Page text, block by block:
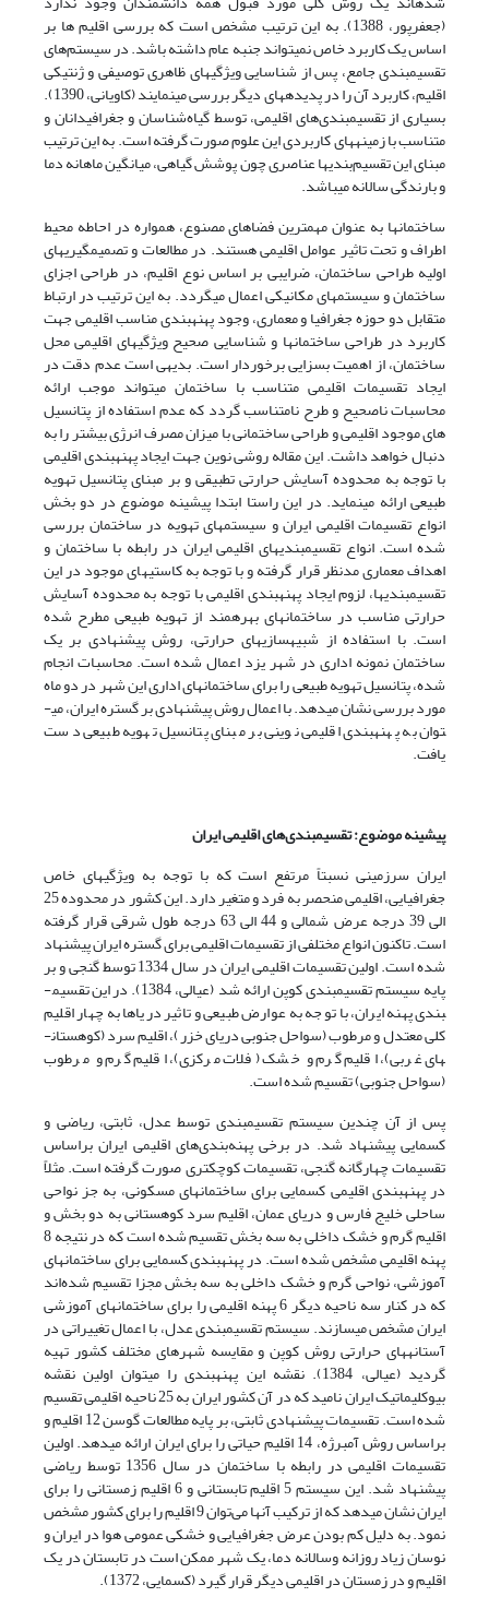
(جعفرپور، 1388). به این ترتیب مشخص است که بررسی اقلیم ها بر
اساس یک کاربرد خاص نمی­تواند جنبه عام داشته باشد. در سیستم‌های
تقسیم­بندی جامع، پس از شناسایی ویژگی­های ظاهری توصیفی و ژنتیکی
اقلیم، کاربرد آن را در پدیده­های دیگر بررسی می­نمایند (کاویانی، 1390).
بسیاری از تقسیم­بندی‌های اقلیمی، توسط گیاه‌شناسان و جغرافیدانان و
متناسب با زمینه­های کاربردی این علوم صورت گرفته است. به این ترتیب
مبنای این تقسیم‌بندی­ها عناصری چون پوشش گیاهی، میانگین ماهانه دما
و بارندگی سالانه می­باشد.
ساختمان­ها به عنوان مهمترین فضاهای مصنوع، همواره در احاطه محیط
اطراف و تحت تاثیر عوامل اقلیمی هستند. در مطالعات و تصمیم­گیری­های
اولیه طراحی ساختمان، ضرایبی بر اساس نوع اقلیم، در طراحی اجزای
ساختمان و سیستم­های مکانیکی اعمال می­گردد. به این ترتیب در ارتباط
متقابل دو حوزه جغرافیا و معماری، وجود پهنه­بندی مناسب اقلیمی جهت
کاربرد در طراحی ساختمان­ها و شناسایی صحیح ویژگی­های اقلیمی محل
ساختمان، از اهمیت بسزایی برخوردار است. بدیهی است عدم دقت در
ایجاد تقسیمات اقلیمی متناسب با ساختمان می­تواند موجب ارائه
محاسبات ناصحیح و طرح نامتناسب گردد که عدم استفاده از پتانسیل
های موجود اقلیمی و طراحی ساختمانی با میزان مصرف انرژی بیشتر را به
دنبال خواهد داشت. این مقاله روشی نوین جهت ایجاد پهنه­بندی اقلیمی
با توجه به محدوده آسایش حرارتی تطبیقی و بر مبنای پتانسیل تهویه
طبیعی ارائه می­نماید. در این راستا ابتدا پیشینه موضوع در دو بخش
انواع تقسیمات اقلیمی ایران و سیستم­های تهویه در ساختمان بررسی
شده است. انواع تقسیم­بندیهای اقلیمی ایران در رابطه با ساختمان و
اهداف معماری مدنظر قرار گرفته و با توجه به کاستی­های موجود در این
تقسیم­بندی­ها، لزوم ایجاد پهنه­بندی اقلیمی با توجه به محدوده آسایش
حرارتی مناسب در ساختمان­های بهره­مند از تهویه طبیعی مطرح ­شده
است. با استفاده از شبیه­سازی­های حرارتی، روش پیشنهادی بر یک
ساختمان نمونه اداری در شهر یزد اعمال شده است. محاسبات انجام
شده، پتانسیل تهویه طبیعی را برای ساختمان­های اداری این شهر در دو ماه
مورد بررسی نشان می­دهد. با اعمال روش پیشنهادی بر گستره ایران، می­
توان به پهنه­بندی اقلیمی نوینی بر مبنای پتانسیل تهویه طبیعی دست
یافت.
پیشینه موضوع: تقسیم­بندی‌های اقلیمی ایران
ایران سرزمینی نسبتاً مرتفع است که با توجه به ویژگی­های خاص
جغرافیایی، اقلیمی منحصر به فرد و متغیر دارد. این کشور در محدوده 25
الی 39 درجه عرض شمالی و 44 الی 63 درجه طول شرقی قرار گرفته
است. تاکنون انواع مختلفی از تقسیمات اقلیمی برای گستره ایران پیشنهاد
شده است. اولین تقسیمات اقلیمی ایران در سال 1334 توسط گنجی و بر
پایه سیستم تقسیم­بندی کوپن ارائه شد (عیالی، 1384). در این تقسیم­
بندی پهنه ایران، با توجه به عوارض طبیعی و تاثیر دریاها به چهار اقلیم
کلی معتدل و مرطوب (سواحل جنوبی دریای خزر)، اقلیم سرد (کوهستان­
های غربی)، اقلیم گرم و خشک (فلات مرکزی)، اقلیم گرم و مرطوب
(سواحل جنوبی) تقسیم شده است.
پس از آن چندین سیستم تقسیم­بندی توسط عدل، ثابتی، ریاضی و
کسمایی پیشنهاد شد. در برخی پهنه‌بندی‌های اقلیمی ایران براساس
تقسیمات چهارگانه گنجی، تقسیمات کوچکتری صورت گرفته است. مثلاً
در پهنه­بندی اقلیمی کسمایی برای ساختمان­های مسکونی، به جز نواحی
ساحلی خلیج فارس و دریای عمان، اقلیم سرد کوهستانی به دو بخش و
اقلیم گرم و خشک داخلی به سه بخش تقسیم شده است که در نتیجه 8
پهنه اقلیمی مشخص شده است. در پهنه­بندی کسمایی برای ساختمان­های
آموزشی، نواحی گرم و خشک داخلی به سه بخش مجزا تقسیم شده‌اند
که در کنار سه ناحیه دیگر 6 پهنه اقلیمی را برای ساختمان­های آموزشی
ایران مشخص می­سازند. سیستم تقسیم­بندی عدل، با اعمال تغییراتی در
آستانه­های حرارتی روش کوپن و مقایسه شهرهای مختلف کشور تهیه
گردید (عیالی، 1384). نقشه این پهنه­بندی را می­توان اولین نقشه
بیوکلیماتیک ایران نامید که در آن کشور ایران به 25 ناحیه اقلیمی تقسیم
شده است. تقسیمات پیشنهادی ثابتی، بر پایه مطالعات گوسن 12 اقلیم و
براساس روش آمبرژه، 14 اقلیم حیاتی را برای ایران ارائه می­دهد. اولین
تقسیمات اقلیمی در رابطه با ساختمان در سال 1356 توسط ریاضی
پیشنهاد شد. این سیستم 5 اقلیم تابستانی و 6 اقلیم زمستانی را برای
ایران نشان می­دهد که از ترکیب آنها می‌توان 9 اقلیم را برای کشور مشخص
نمود. به دلیل کم بودن عرض جغرافیایی و خشکی عمومی هوا در ایران و
نوسان زیاد روزانه وسالانه دما، یک شهر ممکن است در تابستان در یک
اقلیم و در زمستان در اقلیمی دیگر قرار گیرد (کسمایی، 1372).